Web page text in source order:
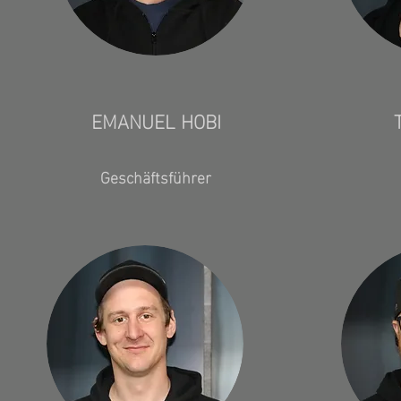
EMANUEL HOBI
Geschäftsführer